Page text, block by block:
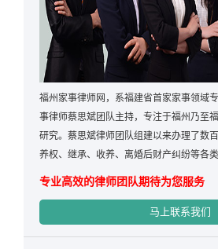
福州家事律师网，系福建省首家家事领域
事律师蔡思斌团队主持，专注于福州乃至
研究。蔡思斌律师团队组建以来办理了数
养权、继承、收养、离婚后财产纠纷等各
专业高效的律师团队期待为您服务
马上联系我们